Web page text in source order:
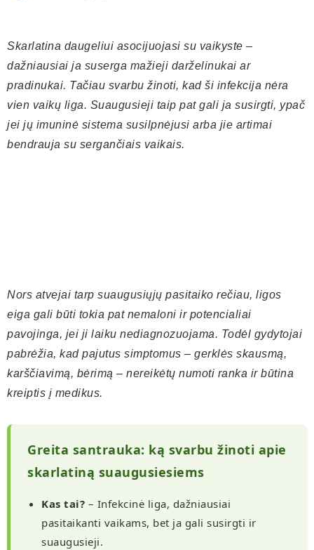
Skarlatina daugeliui asocijuojasi su vaikyste –
dažniausiai ja suserga mažieji darželinukai ar
pradinukai. Tačiau svarbu žinoti, kad ši infekcija nėra
vien vaikų liga. Suaugusieji taip pat gali ja susirgti, ypač
jei jų imuninė sistema susilpnėjusi arba jie artimai
bendrauja su sergančiais vaikais.
Nors atvejai tarp suaugusiųjų pasitaiko rečiau, ligos
eiga gali būti tokia pat nemaloni ir potencialiai
pavojinga, jei ji laiku nediagnozuojama. Todėl gydytojai
pabrėžia, kad pajutus simptomus – gerklės skausmą,
karščiavimą, bėrimą – nereikėtų numoti ranka ir būtina
kreiptis į medikus.
Greita santrauka: ką svarbu žinoti apie
skarlatiną suaugusiesiems
Kas tai? – Infekcinė liga, dažniausiai
pasitaikanti vaikams, bet ja gali susirgti ir
suaugusieji.